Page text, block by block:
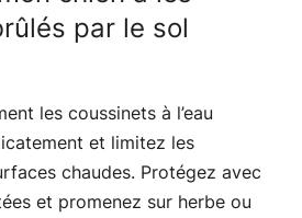
par le sol
les coussinets à l’eau
et limitez les
chaudes. Protégez avec
et promenez sur herbe ou